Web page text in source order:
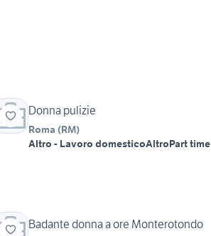
Donna pulizie
Roma (RM)
Altro - Lavoro domesticoAltroPart time
Badante donna a ore Monterotondo